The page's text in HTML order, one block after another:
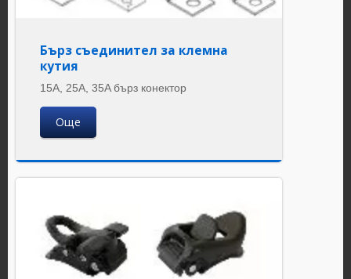
Бърз съединител за клемна
кутия
15A, 25A, 35A бърз конектор
Още